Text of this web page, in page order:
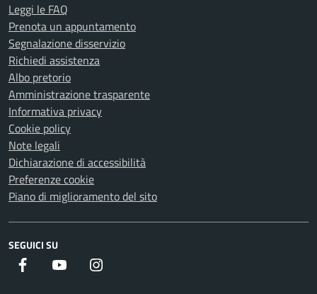
Leggi le FAQ
Prenota un appuntamento
Segnalazione disservizio
Richiedi assistenza
Albo pretorio
Amministrazione trasparente
Informativa privacy
Cookie policy
Note legali
Dichiarazione di accessibilità
Preferenze cookie
Piano di miglioramento del sito
SEGUICI SU
Facebook Youtube